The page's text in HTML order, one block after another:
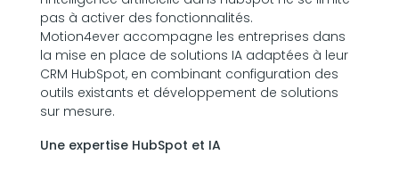
pas à activer des fonctionnalités.
Motion4everaccompagne les entreprises dans
la mise en place de solutions IA adaptées à leur
CRM HubSpot, en combinant configuration des
outils existants et développement de solutions
sur mesure.
Une expertise HubSpot et IA